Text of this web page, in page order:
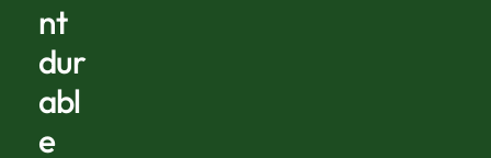
nt
dur
abl
e